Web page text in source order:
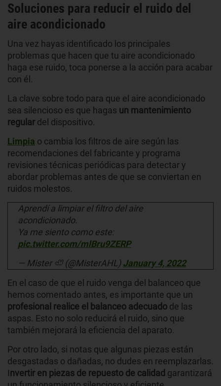
Soluciones para reducir el ruido del
aire acondicionado
Una vez hayas identificado los principales
problemas que hacen que tu aire acondicionado
haga ese ruido, toca ponerse a la acción para acabar
con él.
La clave sobre todo para que el aire acondicionado
sea silencioso es que hagas un mantenimiento
regular del dispositivo.
Limpia o cambia los filtros de aire según las
recomendaciones del fabricante y programa
revisiones técnicas periódicas para detectar y
abordar problemas antes de que se conviertan en
ruidos molestos.
Aprendí a limpiar el filtro del aire
acondicionado.
Ya me siento como este:
pic.twitter.com/mlBru9ZERP
— Mister 🦥 (@MisterAHL)January 4, 2022
En el caso de que el ruido venga del balanceo que
hemos comentado antes, es importante que un
profesional realice el balanceo adecuado de las
aspas. Esto no solo reducirá el ruido, sino que
también mejorará la eficiencia del aparato.
Por otro lado, si notas que algunas piezas están
desgastadas o dañadas, no dudes en reemplazarlas.
Invertir en piezas de repuesto de calidad garantizará